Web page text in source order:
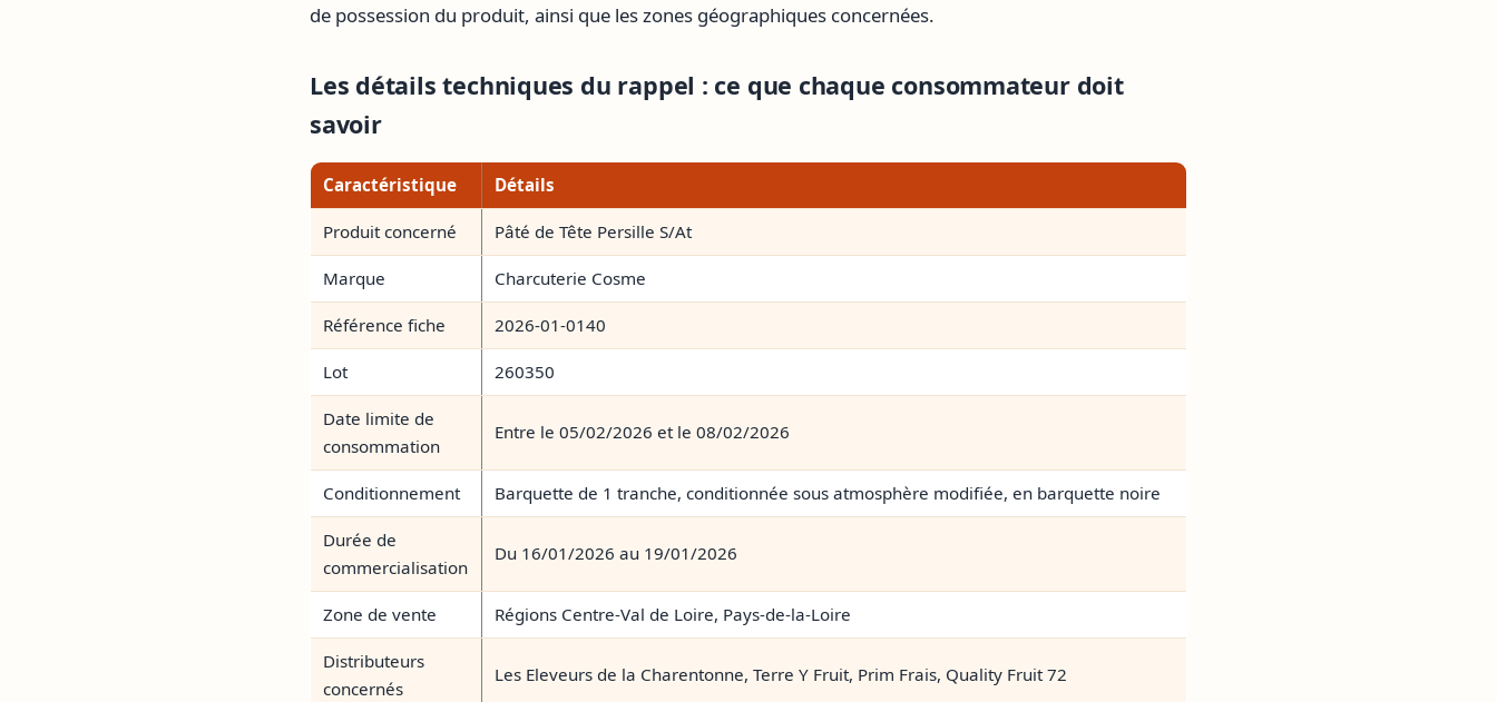
de possession du produit, ainsi que les zones géographiques concernées.
Les détails techniques du rappel : ce que chaque consommateur doit
savoir
Caractéristique Détails
Produit concerné Pâté de Tête Persille S/At
Marque Charcuterie Cosme
Référence fiche 2026-01-0140
Lot 260350
Date limite de
consommation
Entre le 05/02/2026 et le 08/02/2026
Conditionnement Barquette de 1 tranche, conditionnée sous atmosphère modifiée, en barquette noire
Durée de
commercialisation
Du 16/01/2026 au 19/01/2026
Zone de vente Régions Centre-Val de Loire, Pays-de-la-Loire
Distributeurs
concernés
Les Eleveurs de la Charentonne, Terre Y Fruit, Prim Frais, Quality Fruit 72